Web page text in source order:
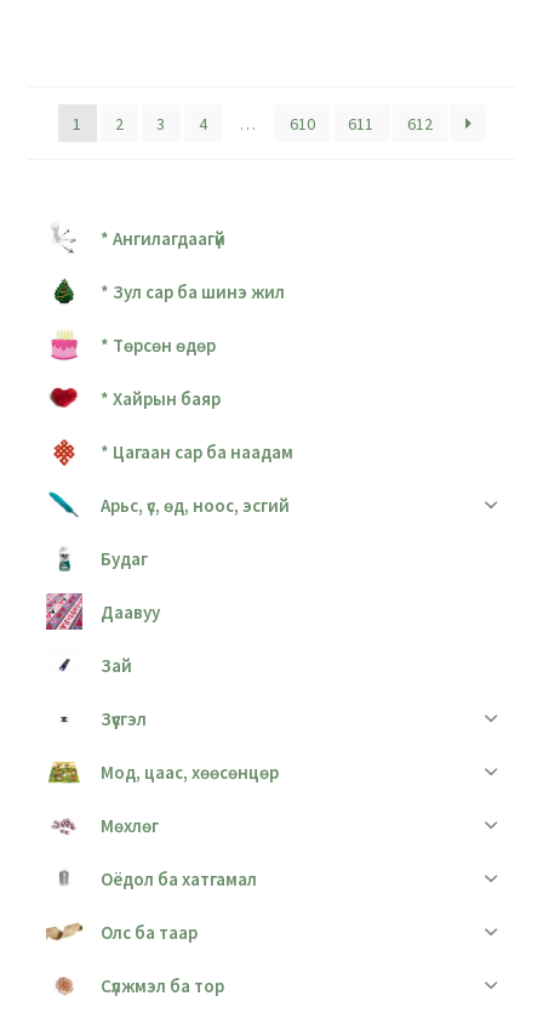
1 2 3 4 … 610 611 612
* Ангилагдаагүй
* Зул сар ба шинэ жил
* Төрсөн өдөр
* Хайрын баяр
* Цагаан сар ба наадам
Арьс, үс, өд, ноос, эсгий
Будаг
Даавуу
Зай
Зүүсгэл
Мод, цаас, хөөсөнцөр
Мөхлөг
Оёдол ба хатгамал
Олс ба таар
Сүлжмэл ба тор